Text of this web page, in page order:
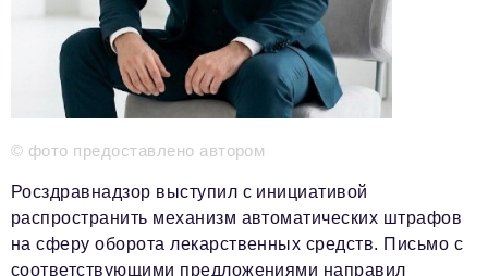
Политика
Промышленность
Ритейл
© фото предоставлено автором
Росздравнадзор выступил с инициативой
распространить механизм автоматических штрафов
на сферу оборота лекарственных средств. Письмо с
соответствующими предложениями направил